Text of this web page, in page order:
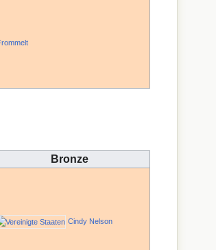
Bronze
Cindy Nelson